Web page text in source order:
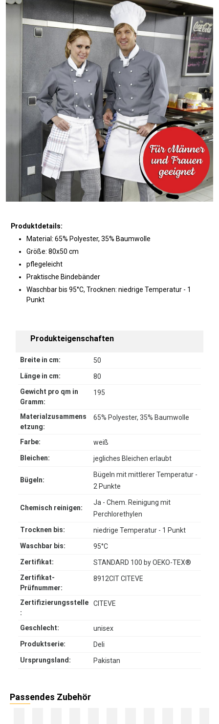
Produktdetails:
Material: 65% Polyester, 35% Baumwolle
Größe: 80x50 cm
pflegeleicht
Praktische Bindebänder
Waschbar bis 95°C, Trocknen: niedrige Temperatur - 1
Punkt
Produkteigenschaften
Breite in cm:
50
Länge in cm:
80
Gewicht pro qm in
Gramm:
195
Materialzusammens
etzung:
65% Polyester, 35% Baumwolle
Farbe:
weiß
Bleichen:
jegliches Bleichen erlaubt
Bügeln:
Bügeln mit mittlerer Temperatur -
2 Punkte
Chemisch reinigen:
Ja - Chem. Reinigung mit
Perchlorethylen
Trocknen bis:
niedrige Temperatur - 1 Punkt
Waschbar bis:
95°C
Zertifikat:
STANDARD 100 by OEKO-TEX®
Zertifikat-
Prüfnummer:
8912CIT CITEVE
Zertifizierungsstelle
:
CITEVE
Geschlecht:
unisex
Produktserie:
Deli
Ursprungsland:
Pakistan
Passendes Zubehör